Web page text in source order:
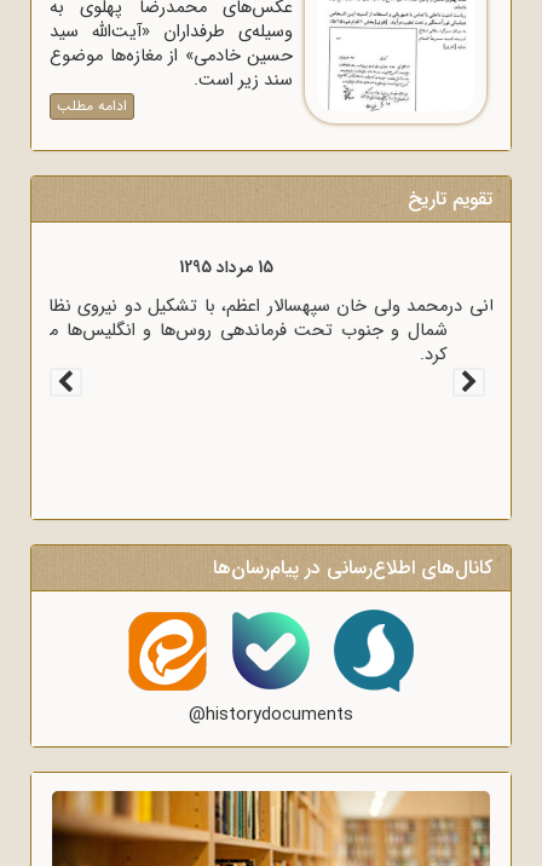
عکس‌های محمدرضا پهلوی به
وسیله‌ی طرفداران «آیت‌الله سید
حسین خادمی» از مغازه‌ها موضوع
سند زیر است.
ادامه مطلب
تقویم تاریخ
وزیر خارجه انگلیس آنتونی ایدن حضور متخصصان آلمانی در
ایران را خطر بزرگی برای لندن دانست.
کانال‌های اطلاع‌رسانی در پیام‌رسان‌ها
@historydocuments